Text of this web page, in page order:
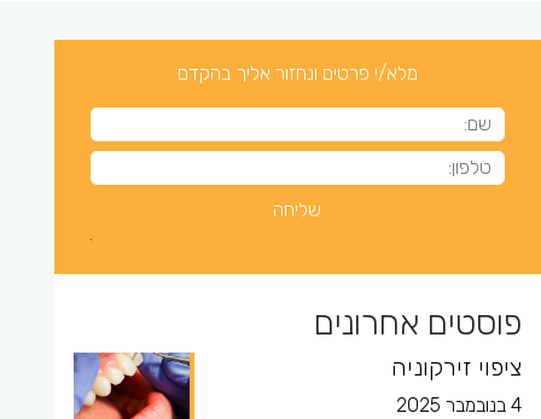
מלא/י פרטים ונחזור אליך בהקדם
פוסטים אחרונים
ציפוי זירקוניה
4 בנובמבר 2025